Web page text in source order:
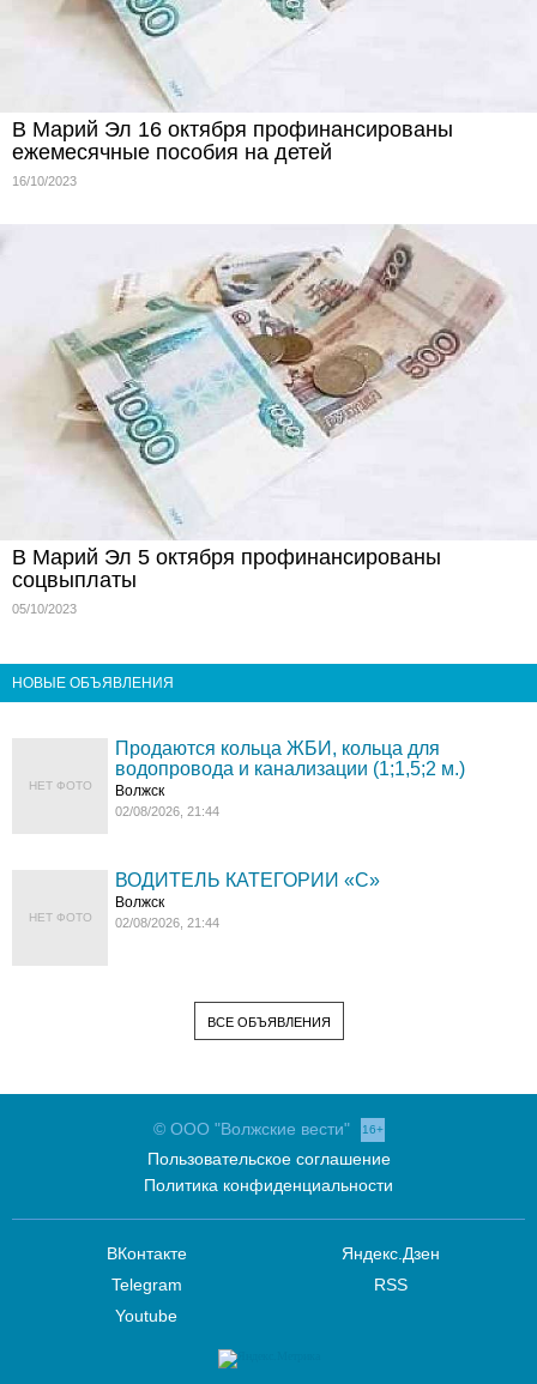
В Марий Эл 16 октября профинансированы
ежемесячные пособия на детей
16/10/2023
В Марий Эл 5 октября профинансированы
соцвыплаты
05/10/2023
НОВЫЕ ОБЪЯВЛЕНИЯ
НЕТ ФОТО
Продаются кольца ЖБИ, кольца для
водопровода и канализации (1;1,5;2 м.)
Волжск
02/08/2026, 21:44
НЕТ ФОТО
ВОДИТЕЛЬ КАТЕГОРИИ «C»
Волжск
02/08/2026, 21:44
ВСЕ ОБЪЯВЛЕНИЯ
© ООО "Волжские вести" 16+
Пользовательское соглашение
Политика конфиденциальности
ВКонтакте
Telegram
Youtube
Яндекс.Дзен
RSS